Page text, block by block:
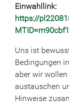
Einwahllink:
https://
Uns ist
Bedingungen
aber wir
austauschen
Hinweise